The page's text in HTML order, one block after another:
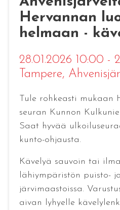
Hervannan
helmaan -
28.01.2026 10:00 -
Tampere,
Tule rohkeasti mukaan
seuran Kunnon
Saat hyvää
kunto-ohjausta.
Kävelyä sauvoin tai
lähiympäristön puisto-
järvimaastoissa.
aivan lyhyelle